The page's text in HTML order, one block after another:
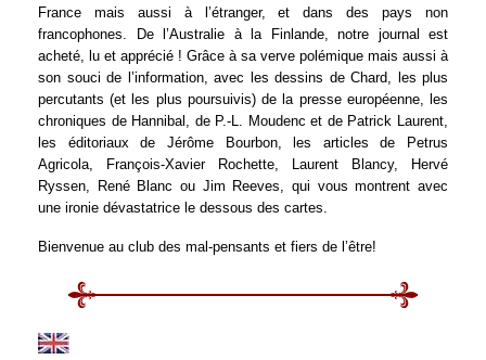
France mais aussi à l’étranger, et dans des pays non
francophones. De l’Australie à la Finlande, notre journal est
acheté, lu et apprécié ! Grâce à sa verve polémique mais aussi à
son souci de l’information, avec les dessins de Chard, les plus
percutants (et les plus poursuivis) de la presse européenne, les
chroniques de Hannibal, de P.-L. Moudenc et de Patrick Laurent,
les éditoriaux de Jérôme Bourbon, les articles de Petrus
Agricola, François-Xavier Rochette, Laurent Blancy, Hervé
Ryssen, René Blanc ou Jim Reeves, qui vous montrent avec
une ironie dévastatrice le dessous des cartes.
Bienvenue au club des mal-pensants et fiers de l’être!